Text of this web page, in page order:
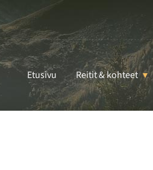
Etusivu Reitit & kohteet